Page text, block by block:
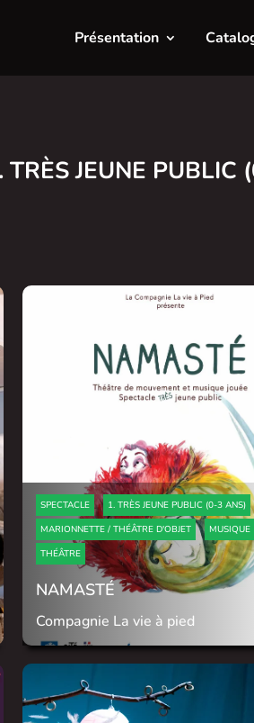
Présentation
TRÈS JEUNE PUBLIC
SPECTACLE
1. TRÈS JEUNE PUBLIC (0-3 ANS)
MARIONNETTE / THÉÂTRE D'OBJET
MUSIQUE
THÉÂTRE
NAMASTÉ
Compagnie La vie à pied